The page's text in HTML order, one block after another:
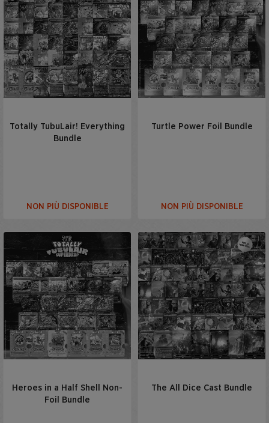
Totally TubuLair! Everything
Bundle
NON PIÙ DISPONIBLE
Turtle Power Foil Bundle
NON PIÙ DISPONIBLE
Heroes in a Half Shell Non-
Foil Bundle
The All Dice Cast Bundle